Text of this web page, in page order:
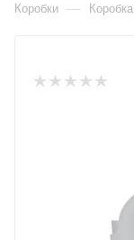
Коробки —